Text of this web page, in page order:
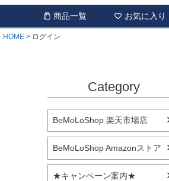
商品一覧 お気に入り
HOME ログイン
Category
BeMoLoShop 楽天市場店
BeMoLoShop Amazonストア
★キャンペーン案内★